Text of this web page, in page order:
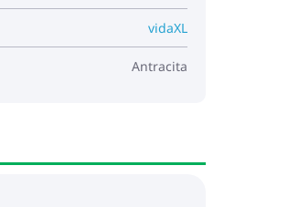
vidaXL
Antracita